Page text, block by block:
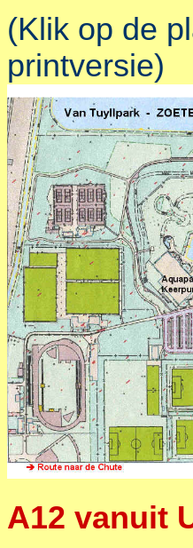
(Klik op de
printversie)
A12 vanuit